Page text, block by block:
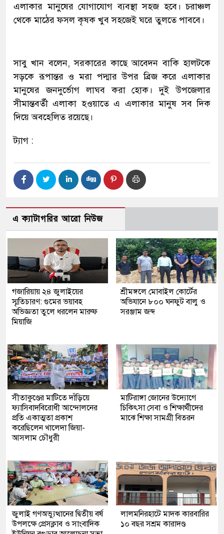
এলাকার মানুষের যোগাযোগ ব্যবস্থা সহজ হবে। চরাঞ্চল
থেকে মাঠের ফসল কৃষক খুব সহজেই ঘরে তুলতে পাববে।
সাবু খান বলেন, সরকারের কাছে আবেদন বাকি হালটকে
সড়কে রূপান্তর ও মরা পদ্মার উপর ব্রিজ করে এলাকার
মানুষের জনদুর্ভোগ লাঘব করা হোক। দুই উপজেলার
সীমান্তবর্তী এলাকা হওয়াতে এ এলাকার মানুষ সব দিক
দিয়ে অবহেলিত রয়েছে।
ট্যাগ :
এ ক্যাটাগরির আরো নিউজ
গজারিয়ায় ২৪ জুলাইয়ের
স্মৃতিচারণ: গুমের ভয়াবহ
অভিজ্ঞতা তুলে ধরলেন মারুফ
মিয়াজি
শ্রীমঙ্গলে মোবাইল কোর্টের
অভিযানে ৮০০ ঘনফুট বালু ও
সরঞ্জাম জব্দ
সীতাকুণ্ডের মাটিতে দাঁড়িয়ে
ফ্যাসিবাদবিরোধী আন্দোলনের
প্রতি একাত্মতা প্রকাশ
করেছিলেন খালেদা জিয়া-
আসলাম চৌধুরী
মাটিরাঙ্গা জোনের উদ্যোগে
চিকিৎসা সেবা ও শিক্ষার্থীদের
মাঝে শিক্ষা সামগ্রী বিতরন
জুলাই গণঅভ্যুত্থানের দ্বিতীয় বর্ষ
উপলক্ষে প্রেসক্লাব ও সাংবাদিক
লালমনিরহাটে মাদক কারবারির
১০ বছর সশ্রম কারাদণ্ড